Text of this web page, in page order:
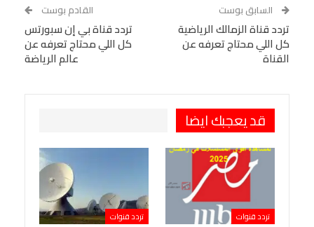
البريد الإلكتروني
StumbleUpon
VK
Digg
LINE
BlackBerry
Viber
السابق بوست
تردد قناة الزمالك الرياضية
كل اللي محتاج تعرفه عن
القناة
القادم بوست
تردد قناة بي إن سبورتس
كل اللي محتاج تعرفه عن
عالم الرياضة
قد يعجبك ايضا
تردد قنوات تردد قنوات